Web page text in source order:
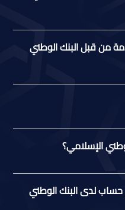
من قبل البنك الوطني
الإسلامي؟
لدى البنك الوطني